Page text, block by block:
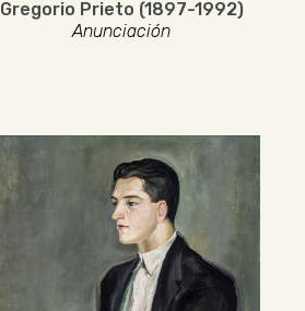
Gregorio Prieto (1897-1992)
Anunciación